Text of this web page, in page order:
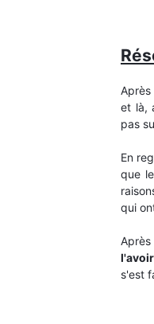
et là,
pas
En
que
qui
s'est